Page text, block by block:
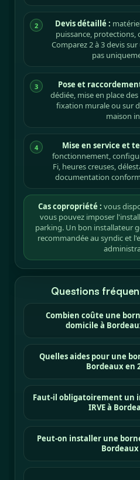
2 Devis détaillé :
puissance, protections,
Comparez 2 à 3 devis
pas
3 Pose et
dédiée, mise en place
fixation murale ou sur
maison
4 Mise en service et
fonctionnement,
Fi, heures creuses,
documentation
Cas copropriété : vous
vous pouvez imposer
parking. Un bon installateur
recommandée au syndic et
Questions
Combien coûte une
domicile à
Quelles aides pour une
Bordeaux en
Faut-il obligatoirement un
IRVE à
Peut-on installer une
Bordeaux